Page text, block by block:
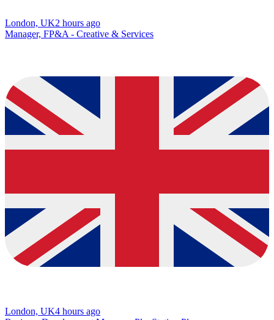
London, UK2 hours ago
Manager, FP&A - Creative & Services
London, UK4 hours ago